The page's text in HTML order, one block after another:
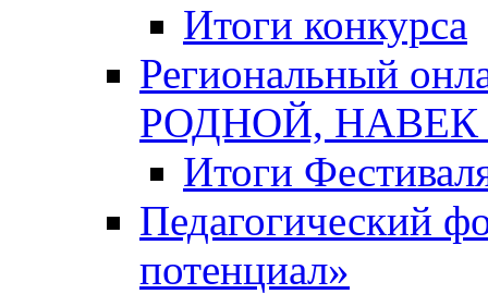
Итоги конкурса
Региональный
РОДНОЙ,
Итоги
Педагогический
потенциал»